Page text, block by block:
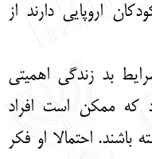
اروپایی دارند از
بد زندگی اهمیتی
که ممکن است افراد
احتمالا او فکر